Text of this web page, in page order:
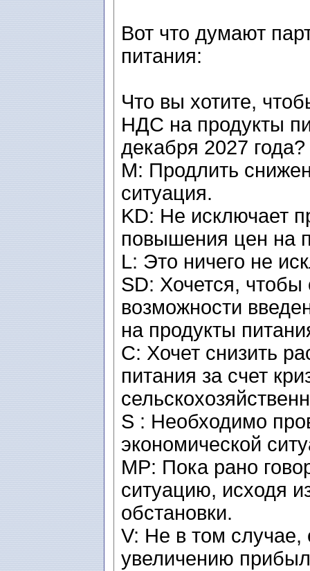
Вот что думают
питания:
Что вы хотите,
НДС на продукты
декабря 2027 года?
M: Продлить
ситуация.
KD: Не исключает
повышения цен на
L: Это ничего не
SD: Хочется, чтобы
возможности
на продукты
C: Хочет снизить
питания за счет
S : Необходимо
экономической
MP: Пока рано
ситуацию, исходя
обстановки.
V: Не в том случае,
увеличению